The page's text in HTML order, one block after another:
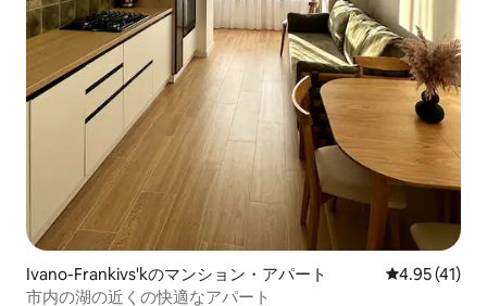
Ivano-Frankivs'kのマンション・アパート レビュー41
4.95 (41)
市内の湖の近くの快適なアパート